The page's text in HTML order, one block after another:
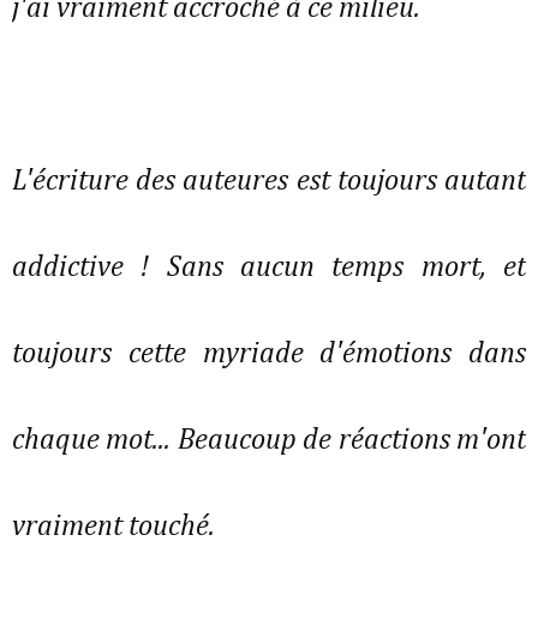
j'ai vraiment accroché à ce milieu.
L'écriture des auteures est toujours autant
addictive ! Sans aucun temps mort, et
toujours cette myriade d'émotions dans
chaque mot... Beaucoup de réactions m'ont
vraiment touché.